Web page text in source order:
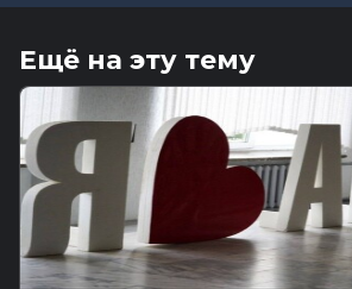
Смертельное ДТП в
мотоциклист погиб на месте
Погода 9 августа в Могилевской
осадков и комфортные...
Видеоновости 08.08.2026 10:04
Готовим вкусно | медальоны из
с баклажанами, заливной...
Калейдоскоп - 08.08.2026 06:30
Ещё на эту тему